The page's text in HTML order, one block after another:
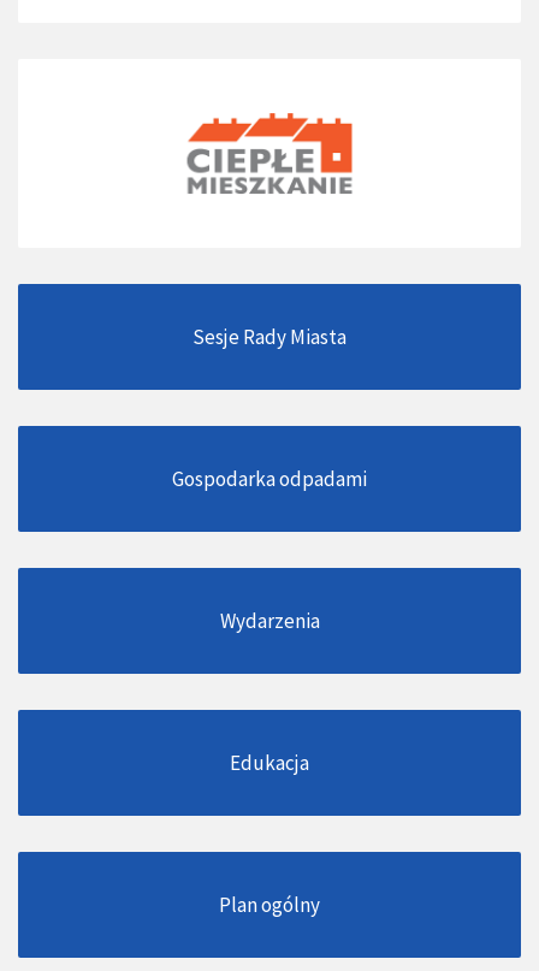
Sesje Rady Miasta
Gospodarka odpadami
Wydarzenia
Edukacja
Plan ogólny